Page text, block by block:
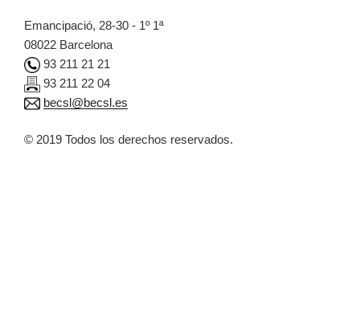
Emancipació, 28-30 - 1º 1ª
08022 Barcelona
93 211 21 21
93 211 22 04
becsl@becsl.es
© 2019 Todos los derechos reservados.